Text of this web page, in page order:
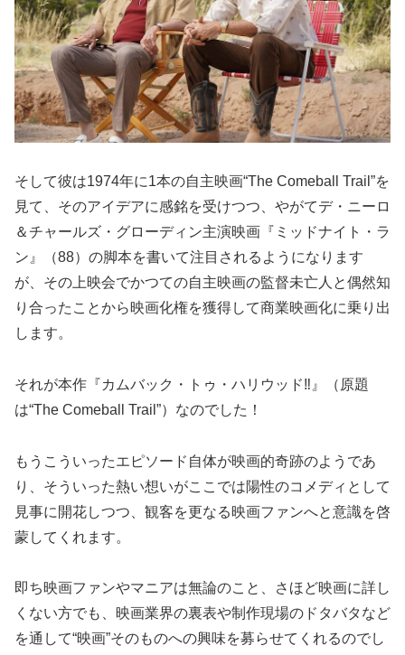
そして彼は1974年に1本の自主映画“The Comeball Trail”を
見て、そのアイデアに感銘を受けつつ、やがてデ・ニーロ
＆チャールズ・グローディン主演映画『ミッドナイト・ラ
ン』（88）の脚本を書いて注目されるようになります
が、その上映会でかつての自主映画の監督未亡人と偶然知
り合ったことから映画化権を獲得して商業映画化に乗り出
します。
それが本作『カムバック・トゥ・ハリウッド‼』（原題
は“The Comeball Trail”）なのでした！
もうこういったエピソード自体が映画的奇跡のようであ
り、そういった熱い想いがここでは陽性のコメディとして
見事に開花しつつ、観客を更なる映画ファンへと意識を啓
蒙してくれます。
即ち映画ファンやマニアは無論のこと、さほど映画に詳し
くない方でも、映画業界の裏表や制作現場のドタバタなど
を通して“映画”そのものへの興味を募らせてくれるのでし